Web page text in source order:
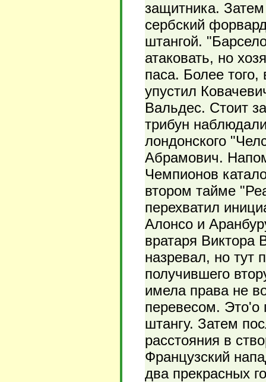
защитника.
сербский
штангой.
атаковать, но
паса. Более того,
упустил
Вальдес. Стоит
трибун
лондонского
Абрамович.
Чемпионов
втором тайме
перехватил
Алонсо и
вратаря Виктора
назревал, но тут
получившего
имела права не
перевесом. Это'о
штангу. Затем
расстояния в
Французский
два прекрасных